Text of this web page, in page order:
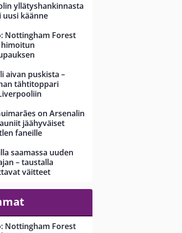
yllätyshankinnasta
uusi käänne
Nottingham Forest
aivan puskista –
tähtitoppari
on Arsenalin
jäähyväiset
faneille
saamassa uuden
– taustalla
väitteet
Nottingham Forest